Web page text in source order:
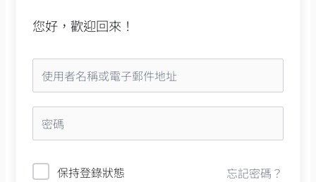
您好，歡迎回來！
保持登錄狀態 忘記密碼？